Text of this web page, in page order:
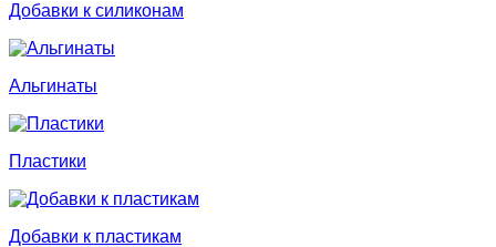
Добавки к силиконам
Альгинаты
Пластики
Добавки к пластикам